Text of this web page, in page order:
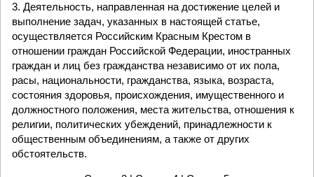
3. Деятельность, направленная на достижение целей и
выполнение задач, указанных в настоящей статье,
осуществляется Российским Красным Крестом в
отношении граждан Российской Федерации, иностранных
граждан и лиц без гражданства независимо от их пола,
расы, национальности, гражданства, языка, возраста,
состояния здоровья, происхождения, имущественного и
должностного положения, места жительства, отношения к
религии, политических убеждений, принадлежности к
общественным объединениям, а также от других
обстоятельств.